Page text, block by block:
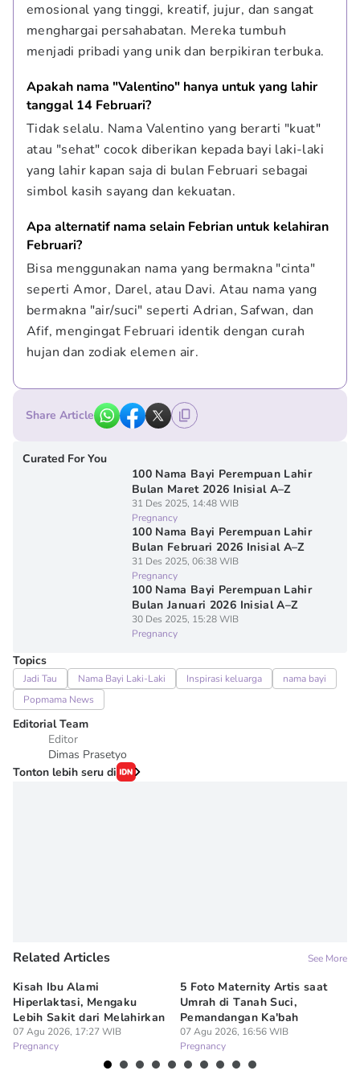
emosional yang tinggi, kreatif, jujur, dan sangat
menghargai persahabatan. Mereka tumbuh
menjadi pribadi yang unik dan berpikiran terbuka.
Apakah nama "Valentino" hanya untuk yang lahir
tanggal 14 Februari?
Tidak selalu. Nama Valentino yang berarti "kuat"
atau "sehat" cocok diberikan kepada bayi laki-laki
yang lahir kapan saja di bulan Februari sebagai
simbol kasih sayang dan kekuatan.
Apa alternatif nama selain Febrian untuk kelahiran
Februari?
Bisa menggunakan nama yang bermakna "cinta"
seperti Amor, Darel, atau Davi. Atau nama yang
bermakna "air/suci" seperti Adrian, Safwan, dan
Afif, mengingat Februari identik dengan curah
hujan dan zodiak elemen air.
Share Article
Curated For You
100 Nama Bayi Perempuan Lahir
Bulan Maret 2026 Inisial A–Z
31 Des 2025, 14:48 WIB
Pregnancy
100 Nama Bayi Perempuan Lahir
Bulan Februari 2026 Inisial A–Z
31 Des 2025, 06:38 WIB
Pregnancy
100 Nama Bayi Perempuan Lahir
Bulan Januari 2026 Inisial A–Z
30 Des 2025, 15:28 WIB
Pregnancy
Topics
Jadi Tau Nama Bayi Laki-Laki Inspirasi keluarga
nama bayi
Popmama News
Editorial Team
Editor
Dimas Prasetyo
Tonton lebih seru di
Related Articles See More
Kisah Ibu Alami
Hiperlaktasi, Mengaku
Lebih Sakit dari Melahirkan
07 Agu 2026, 17:27 WIB
Pregnancy
5 Foto Maternity Artis saat
Umrah di Tanah Suci,
Pemandangan Ka'bah
07 Agu 2026, 16:56 WIB
Pregnancy